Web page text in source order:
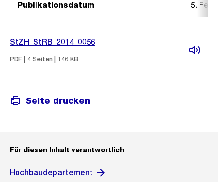
Publikationsdatum 5.
StZH_StRB_2014_0056
PDF | 4 Seiten | 146 KB
Seite drucken
Für diesen Inhalt verantwortlich
Hochbaudepartement